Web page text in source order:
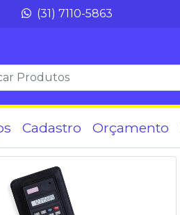
(31) 7110-5863
Cadastro Orçamento